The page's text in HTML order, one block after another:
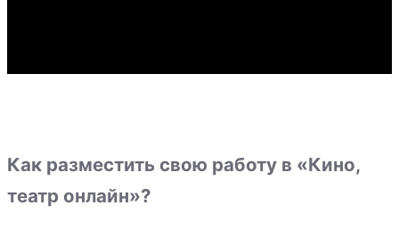
Как разместить свою работу в «Кино,
театр онлайн»?